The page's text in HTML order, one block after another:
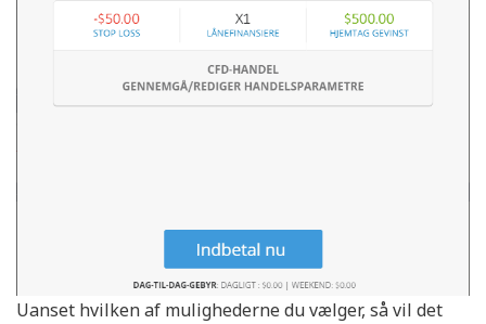
Uanset hvilken af mulighederne du vælger, så vil det